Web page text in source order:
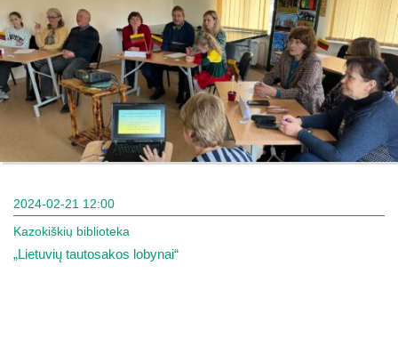
2024-02-21 12:00
Kazokiškių biblioteka
„Lietuvių tautosakos lobynai“